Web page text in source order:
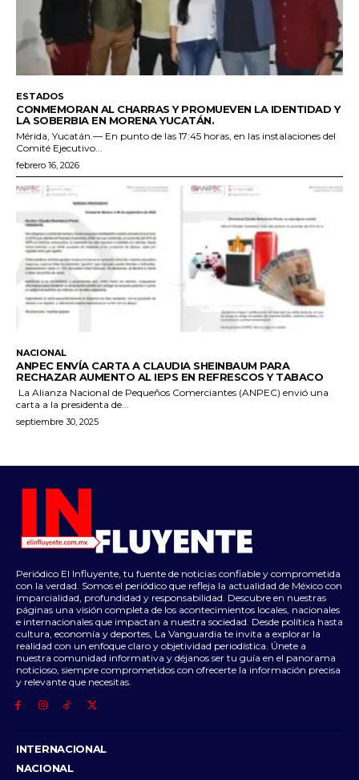
ESTADOS
CONMEMORAN AL CHARRAS Y PROMUEVEN LA IDENTIDAD Y
LA SOBERBIA EN MORENA YUCATÁN.
Mérida, Yucatán.— En punto de las 17:45 horas, en las instalaciones del
Comité Ejecutivo...
febrero 16, 2026
NACIONAL
ANPEC ENVÍA CARTA A CLAUDIA SHEINBAUM PARA
RECHAZAR AUMENTO AL IEPS EN REFRESCOS Y TABACO
La Alianza Nacional de Pequeños Comerciantes (ANPEC) envió una
carta a la presidenta de...
septiembre 30, 2025
Periódico El Influyente, tu fuente de noticias confiable y comprometida
con la verdad. Somos el periódico que refleja la actualidad de México con
imparcialidad, profundidad y responsabilidad. Descubre en nuestras
páginas una visión completa de los acontecimientos locales, nacionales
e internacionales que impactan a nuestra sociedad. Desde política hasta
cultura, economía y deportes, La Vanguardia te invita a explorar la
realidad con un enfoque claro y objetividad periodística. Únete a
nuestra comunidad informativa y déjanos ser tu guía en el panorama
noticioso, siempre comprometidos con ofrecerte la información precisa
y relevante que necesitas.
INTERNACIONAL
NACIONAL